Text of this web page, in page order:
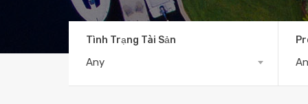
Tình Trạng Tài Sản
Any